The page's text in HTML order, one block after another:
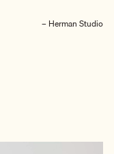
– Herman Studio